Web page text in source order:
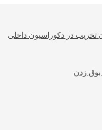
تخریب در دکوراسیون داخلی
زدن